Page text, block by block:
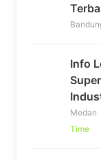
Info
Medan
Time